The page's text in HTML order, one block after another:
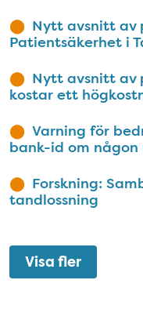
Nytt avsnitt av
Patientsäkerhet i
Nytt avsnitt av
kostar ett
Varning för
bank-id om
Forskning:
tandlossning
Visa fler